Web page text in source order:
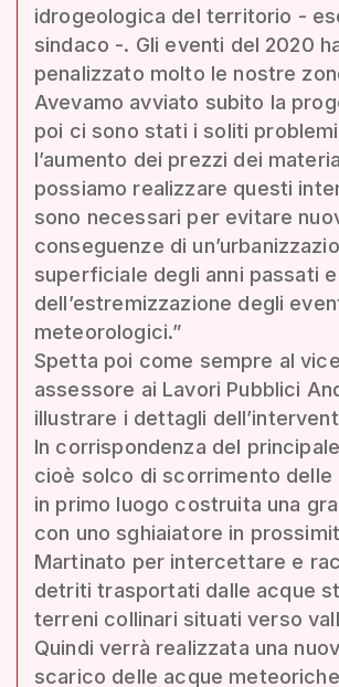
idrogeologica del territorio -
sindaco -. Gli eventi del 2020
penalizzato molto le nostre
Avevamo avviato subito la
poi ci sono stati i soliti
l’aumento dei prezzi dei
possiamo realizzare questi
sono necessari per evitare
conseguenze di
superficiale degli anni passati e
dell’estremizzazione degli
meteorologici.”
Spetta poi come sempre al
assessore ai Lavori Pubblici
illustrare i dettagli
In corrispondenza del
cioè solco di scorrimento delle
in primo luogo costruita una
con uno sghiaiatore in
Martinato per intercettare e
detriti trasportati dalle acque
terreni collinari situati verso
Quindi verrà realizzata una
scarico delle acque